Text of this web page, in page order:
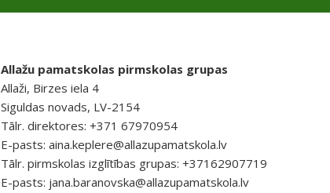
Allažu pamatskolas pirmskolas grupas
Allaži, Birzes iela 4
Siguldas novads, LV-2154
Tālr. direktores: +371 67970954
E-pasts: aina.keplere@allazupamatskola.lv
Tālr. pirmskolas izglītības grupas: +37162907719
E-pasts: jana.baranovska@allazupamatskola.lv